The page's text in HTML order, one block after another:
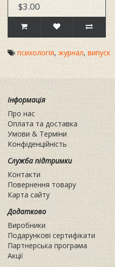
$3.00
психологія, журнал, випуск
Інформація
Про нас
Оплата та доставка
Умови & Терміни
Конфіденційність
Служба підтримки
Контакти
Повернення товару
Карта сайту
Додатково
Виробники
Подарункові сертифікати
Партнерська програма
Акції